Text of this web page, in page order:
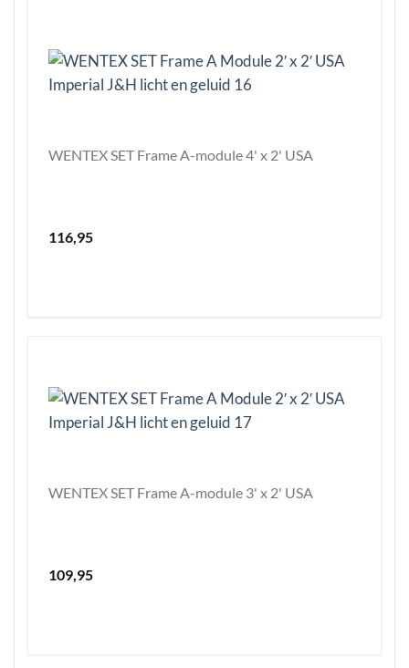
WENTEX SET Frame A-module 4' x 2' USA
116,95
WENTEX SET Frame A-module 3' x 2' USA
109,95